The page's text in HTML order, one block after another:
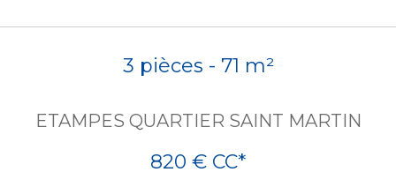
3 pièces - 71 m²
ETAMPES QUARTIER SAINT MARTIN
820 € CC*